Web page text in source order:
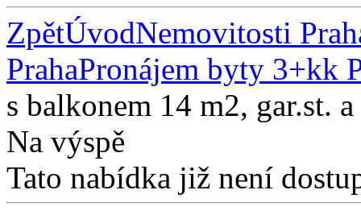
ZpětÚvodNemovitosti
PrahaPronájem byty 3+kk
s balkonem 14 m2, gar.st.
Na výspě
Tato nabídka již není